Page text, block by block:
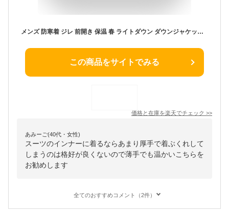
メンズ 防寒着 ジレ 前開き 保温 春 ライトダウン ダウンジャケット Vネック ダウンベスト メンズ 防寒 ベスト スリム 冬 軽量 暖かい ビジネス インナー 秋冬 ショート丈 ベスト 大きいサイズ ポケット付き インナーダウン メンズ スーツベスト 男性 紳士服 黒 秋
この商品をサイトでみる
価格と在庫を楽天でチェック >>
あみーご(40代・女性)
スーツのインナーに着るならあまり厚手で着ぶくれして
しまうのは格好が良くないので薄手でも温かいこちらを
お勧めします
全てのおすすめコメント（2件）